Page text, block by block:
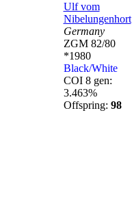
Ulf vom
Nibelungenhort
Germany
ZGM 82/80
*1980
Black/White
COI 8 gen:
3.463%
Offspring: 98